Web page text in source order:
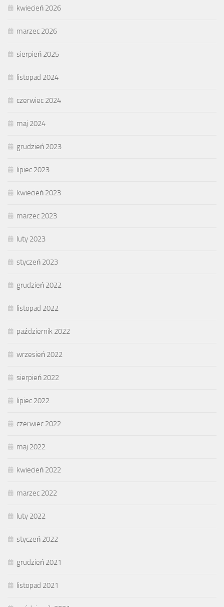
kwiecień 2026
marzec 2026
sierpień 2025
listopad 2024
czerwiec 2024
maj 2024
grudzień 2023
lipiec 2023
kwiecień 2023
marzec 2023
luty 2023
styczeń 2023
grudzień 2022
listopad 2022
październik 2022
wrzesień 2022
sierpień 2022
lipiec 2022
czerwiec 2022
maj 2022
kwiecień 2022
marzec 2022
luty 2022
styczeń 2022
grudzień 2021
listopad 2021